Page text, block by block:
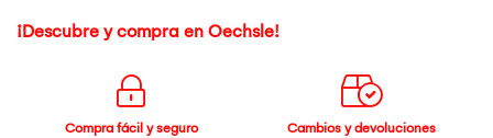
¡Descubre y compra en Oechsle!
Compra fácil y seguro
Cambios y devoluciones